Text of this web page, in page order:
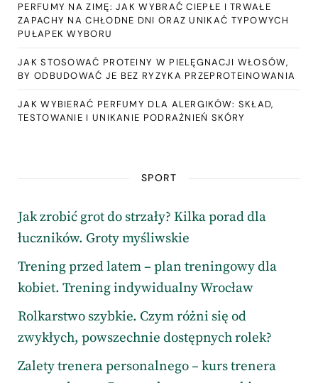
PERFUMY NA ZIMĘ: JAK WYBRAĆ CIEPŁE I TRWAŁE
ZAPACHY NA CHŁODNE DNI ORAZ UNIKAĆ TYPOWYCH
PUŁAPEK WYBORU
JAK STOSOWAĆ PROTEINY W PIELĘGNACJI WŁOSÓW,
BY ODBUDOWAĆ JE BEZ RYZYKA PRZEPROTEINOWANIA
JAK WYBIERAĆ PERFUMY DLA ALERGIKÓW: SKŁAD,
TESTOWANIE I UNIKANIE PODRAŻNIEŃ SKÓRY
SPORT
Jak zrobić grot do strzały? Kilka porad dla
łuczników. Groty myśliwskie
Trening przed latem – plan treningowy dla
kobiet. Trening indywidualny Wrocław
Rolkarstwo szybkie. Czym różni się od
zwykłych, powszechnie dostępnych rolek?
Zalety trenera personalnego – kurs trenera